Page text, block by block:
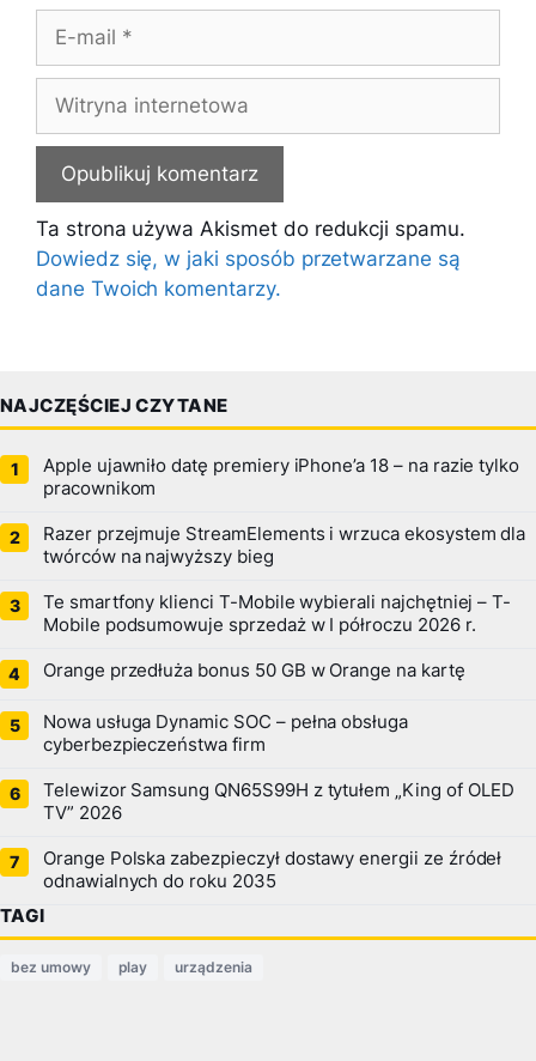
Witryna
internetowa
Ta strona używa Akismet do redukcji spamu.
Dowiedz się, w jaki sposób przetwarzane są
dane Twoich komentarzy.
NAJCZĘŚCIEJ CZYTANE
Apple ujawniło datę premiery iPhone’a 18 – na razie tylko
pracownikom
Razer przejmuje StreamElements i wrzuca ekosystem dla
twórców na najwyższy bieg
Te smartfony klienci T-Mobile wybierali najchętniej – T-
Mobile podsumowuje sprzedaż w I półroczu 2026 r.
Orange przedłuża bonus 50 GB w Orange na kartę
Nowa usługa Dynamic SOC – pełna obsługa
cyberbezpieczeństwa firm
Telewizor Samsung QN65S99H z tytułem „King of OLED
TV” 2026
Orange Polska zabezpieczył dostawy energii ze źródeł
odnawialnych do roku 2035
TAGI
bez umowy play urządzenia